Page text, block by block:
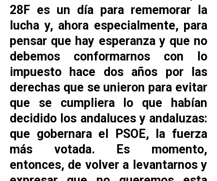
28F es un día para rememorar la
lucha y, ahora especialmente, para
pensar que hay esperanza y que no
debemos conformarnos con lo
impuesto hace dos años por las
derechas que se unieron para evitar
que se cumpliera lo que habían
decidido los andaluces y andaluzas:
que gobernara el PSOE, la fuerza
más votada. Es momento,
entonces, de volver a levantarnos y